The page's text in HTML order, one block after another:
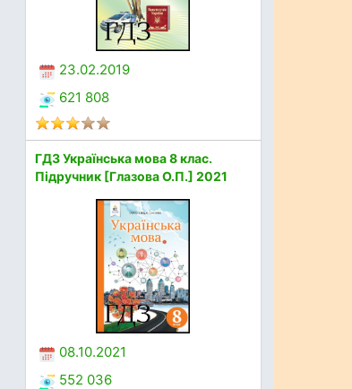
23.02.2019
621 808
ГДЗ Українська мова 8 клас.
Підручник [Глазова О.П.] 2021
08.10.2021
552 036